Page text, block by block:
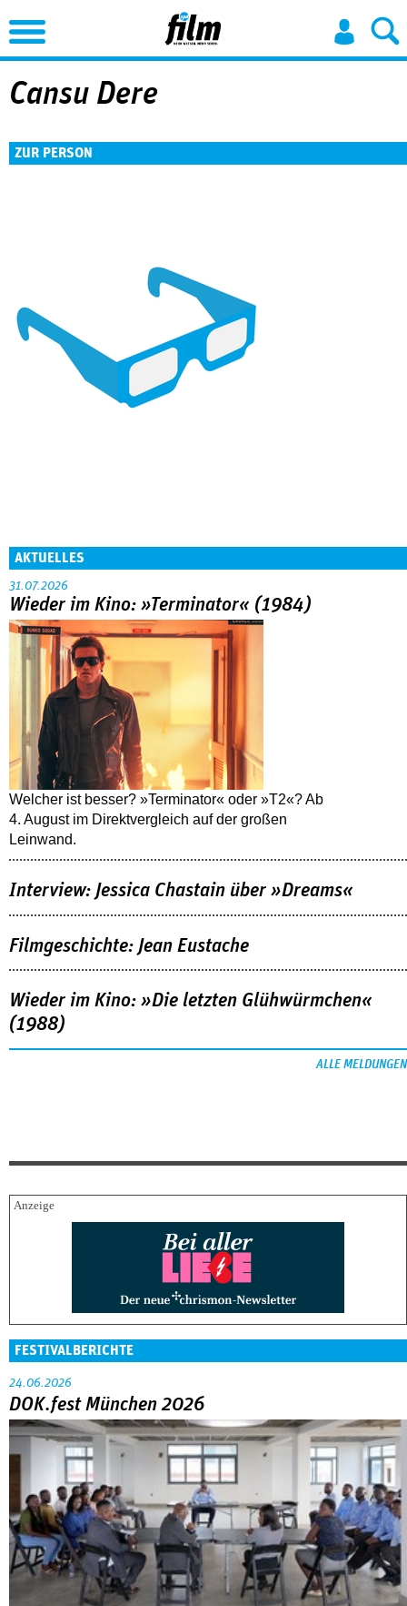
Jump to Navigation
Cansu Dere
ZUR PERSON
AKTUELLES
31.07.2026
Wieder im Kino: »Terminator« (1984)
Welcher ist besser? »Terminator« oder »T2«? Ab
4. August im Direktvergleich auf der großen
Leinwand.
Interview: Jessica Chastain über »Dreams«
Filmgeschichte: Jean Eustache
Wieder im Kino: »Die letzten Glühwürmchen«
(1988)
ALLE MELDUNGEN
FESTIVALBERICHTE
24.06.2026
DOK.fest München 2026